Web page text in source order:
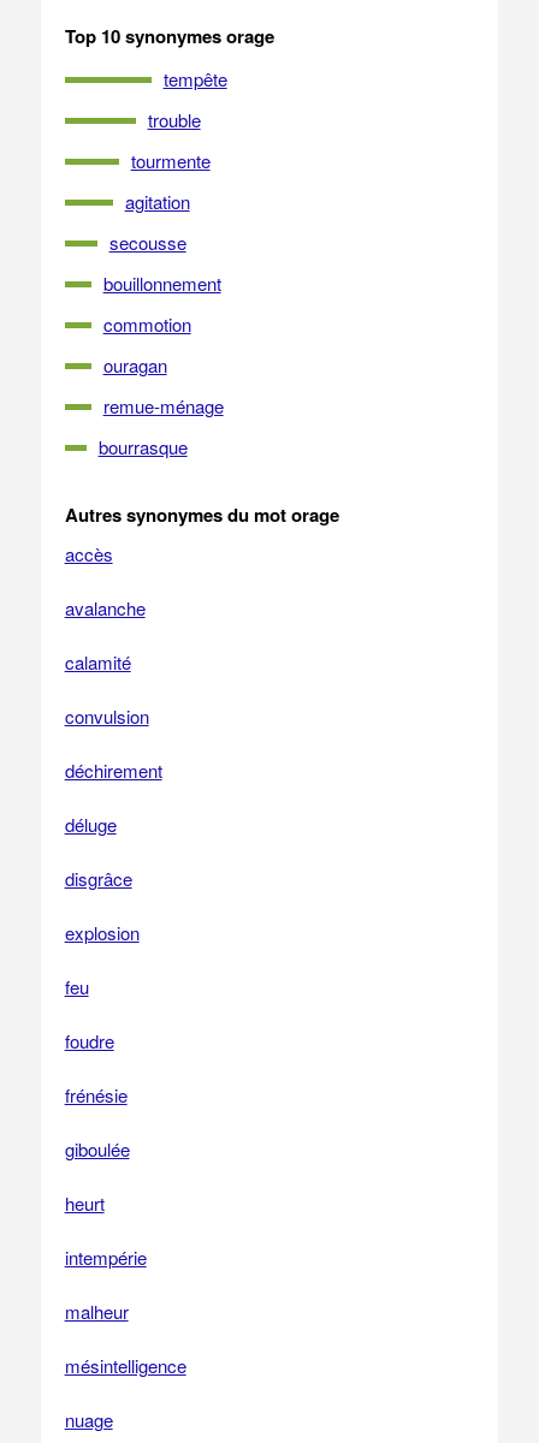
Top 10 synonymes orage
tempête
trouble
tourmente
agitation
secousse
bouillonnement
commotion
ouragan
remue-ménage
bourrasque
Autres synonymes du mot orage
accès
avalanche
calamité
convulsion
déchirement
déluge
disgrâce
explosion
feu
foudre
frénésie
giboulée
heurt
intempérie
malheur
mésintelligence
nuage